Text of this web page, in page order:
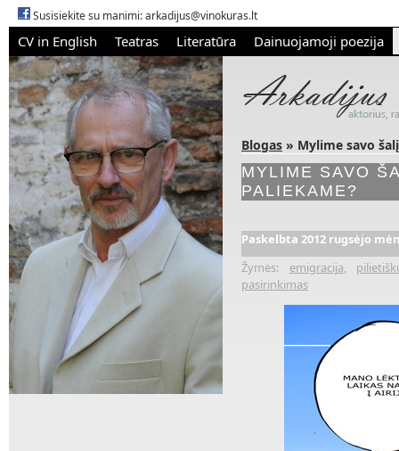
Susisiekite su manimi:arkadijus@vinokuras.lt
CV in English Teatras Literatūra Dainuojamoji poezija
Blogas » Mylime savo
MYLIME SAVO
PALIEKAME?
Paskelbta 2012 rugsėjo
Žymės: emigracija,
pasirinkimas